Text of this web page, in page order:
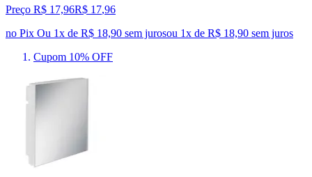
Preço R$ 17,96R$ 17,96
no Pix Ou 1x de R$ 18,90 sem jurosou 1x de R$ 18,90 sem juros
Cupom 10% OFF